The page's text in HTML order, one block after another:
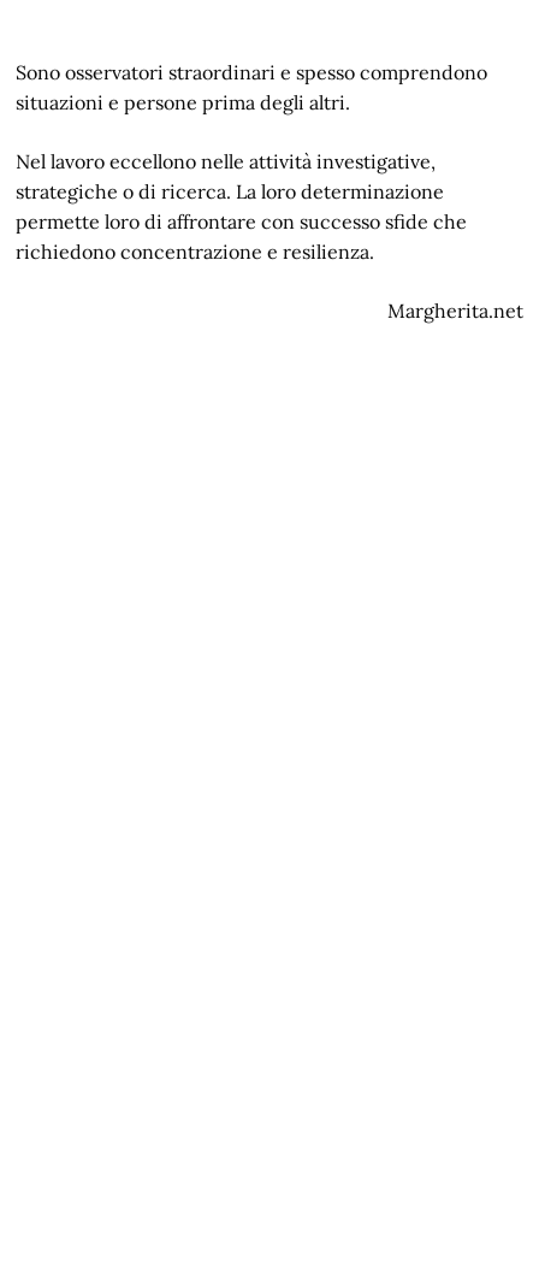
Sono osservatori straordinari e spesso comprendono
situazioni e persone prima degli altri.
Nel lavoro eccellono nelle attività investigative,
strategiche o di ricerca. La loro determinazione
permette loro di affrontare con successo sfide che
richiedono concentrazione e resilienza.
Margherita.net